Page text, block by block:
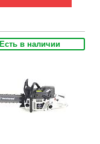
Есть в наличии